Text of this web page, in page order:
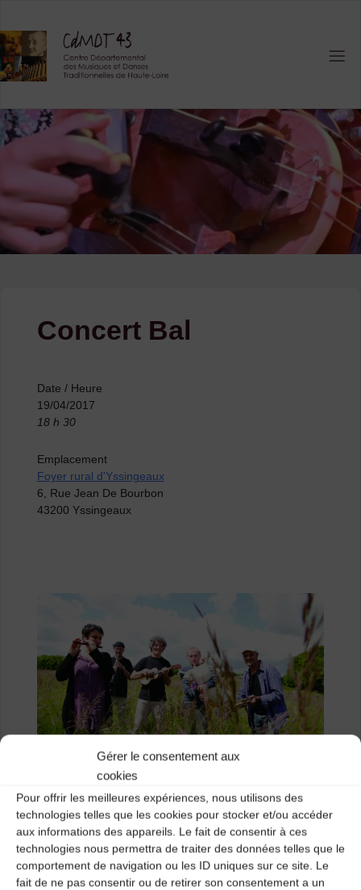
Gérer le consentement aux
cookies
Pour offrir les meilleures expériences, nous utilisons des
technologies telles que les cookies pour stocker et/ou accéder
aux informations des appareils. Le fait de consentir à ces
technologies nous permettra de traiter des données telles que le
comportement de navigation ou les ID uniques sur ce site. Le
fait de ne pas consentir ou de retirer son consentement a un
content
Concert Bal
Date / Heure
19/04/2017
18 h 30
Emplacement
Foyer rural d'Yssingeaux
6, Rue Jean De Bourbon
43200 Yssingeaux
LA TALVERA donnera un concert bal le 19 avril 2017 au
Foyer rural d’Yssingeaux à partir de 18h30.
Catégories